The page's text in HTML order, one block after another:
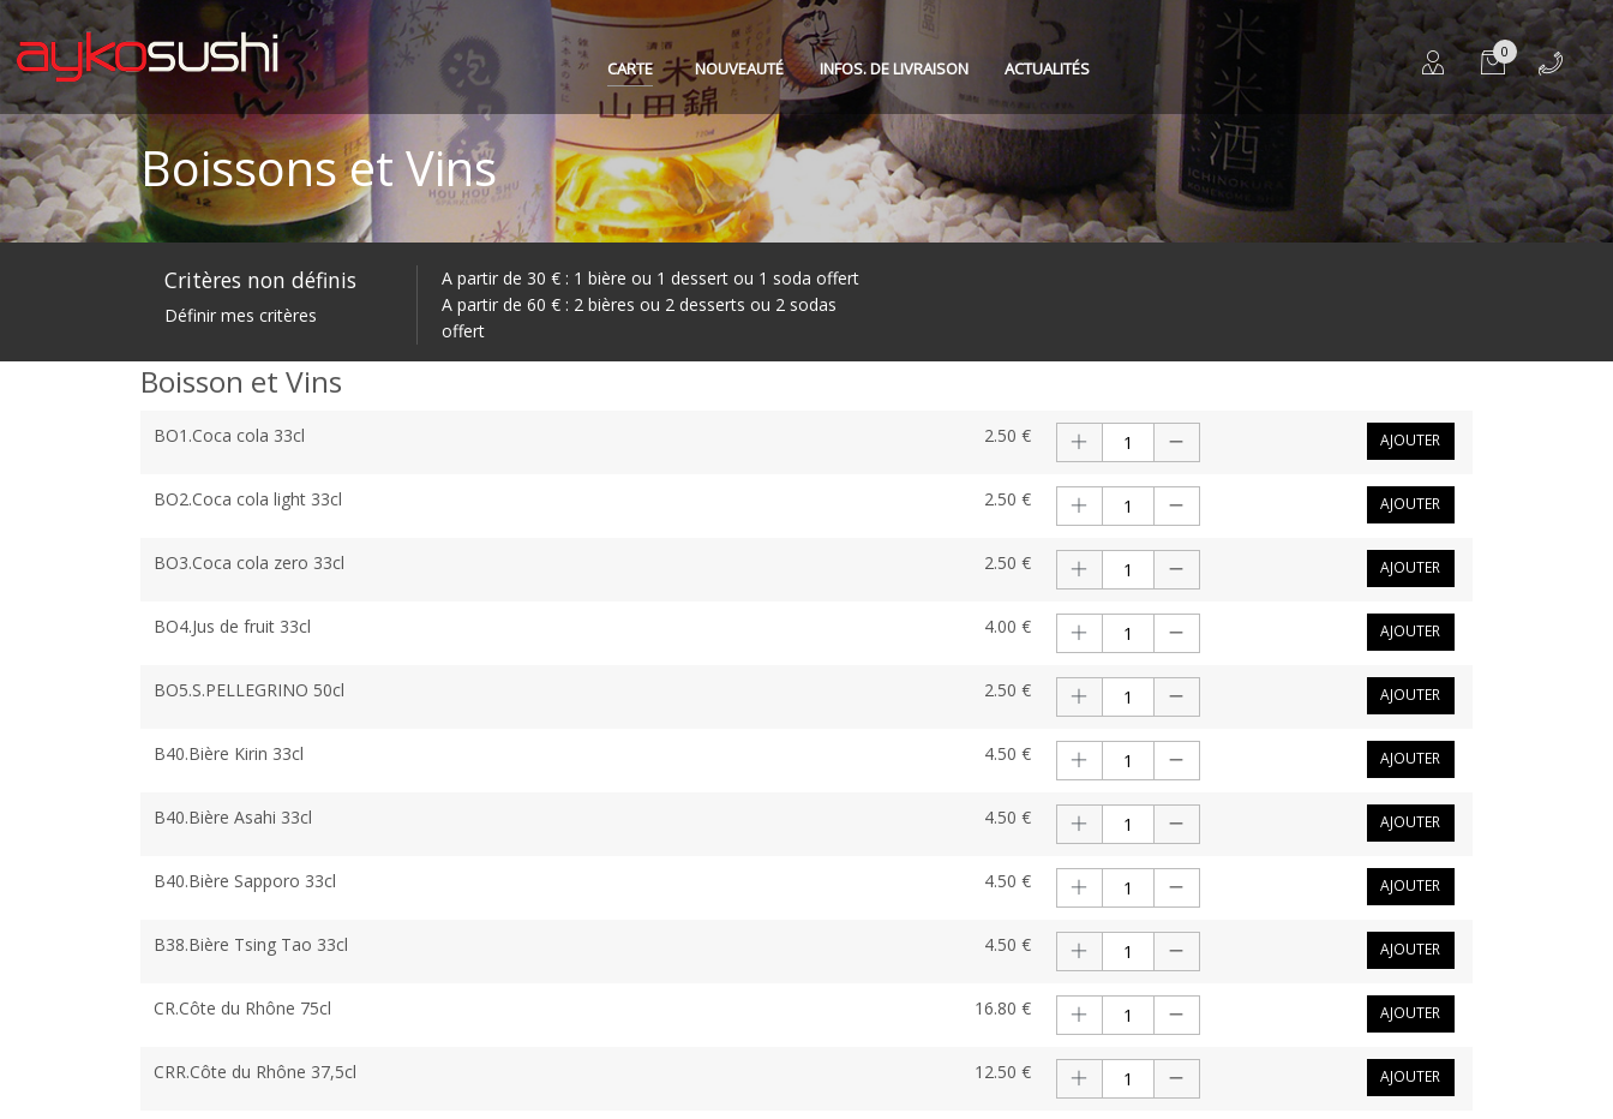
CARTE NOUVEAUTÉ INFOS. DE LIVRAISON ACTUALITÉS
0
Boissons et Vins
Critères non définis
Définir mes critères
A partir de 30 € : 1 bière ou 1 dessert ou 1 soda offert
A partir de 60 € : 2 bières ou 2 desserts ou 2 sodas
offert
Boisson et Vins
BO1.Coca cola 33cl 2.50 € AJOUTER
BO2.Coca cola light 33cl 2.50 € AJOUTER
BO3.Coca cola zero 33cl 2.50 € AJOUTER
BO4.Jus de fruit 33cl 4.00 € AJOUTER
BO5.S.PELLEGRINO 50cl 2.50 € AJOUTER
B40.Bière Kirin 33cl 4.50 € AJOUTER
B40.Bière Asahi 33cl 4.50 € AJOUTER
B40.Bière Sapporo 33cl 4.50 € AJOUTER
B38.Bière Tsing Tao 33cl 4.50 € AJOUTER
CR.Côte du Rhône 75cl 16.80 € AJOUTER
CRR.Côte du Rhône 37,5cl 12.50 € AJOUTER